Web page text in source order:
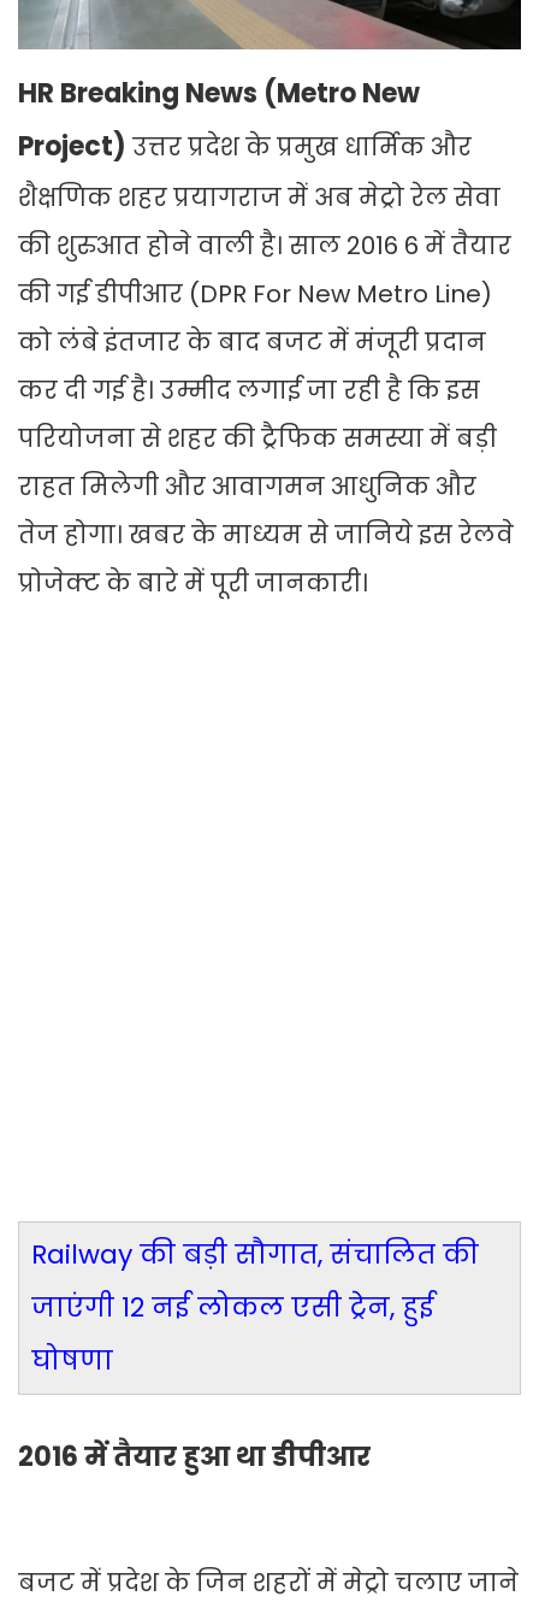
HR Breaking News (Metro New
Project) उत्तर प्रदेश के प्रमुख धार्मिक और
शैक्षणिक शहर प्रयागराज में अब मेट्रो रेल सेवा
की शुरुआत होने वाली है। साल 2016 6 में तैयार
की गई डीपीआर (DPR For New Metro Line)
को लंबे इंतजार के बाद बजट में मंजूरी प्रदान
कर दी गई है। उम्मीद लगाई जा रही है कि इस
परियोजना से शहर की ट्रैफिक समस्या में बड़ी
राहत मिलेगी और आवागमन आधुनिक और
तेज होगा। खबर के माध्यम से जानिये इस रेलवे
प्रोजेक्ट के बारे में पूरी जानकारी।
Railway की बड़ी सौगात, संचालित की
जाएंगी 12 नई लोकल एसी ट्रेन, हुई
घोषणा
2016 में तैयार हुआ था डीपीआर
बजट में प्रदेश के जिन शहरों में मेट्रो चलाए जाने